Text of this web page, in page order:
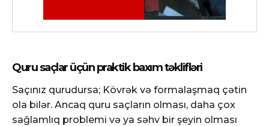
Quru saçlar üçün praktik baxım təklifləri
Saçınız qurudursa; Kövrək və formalaşmaq çətin
ola bilər. Ancaq quru saçların olması, daha çox
sağlamlıq problemi və ya səhv bir şeyin olması